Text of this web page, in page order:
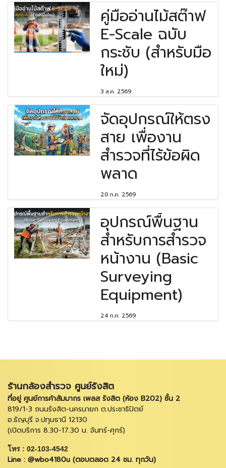
คู่มืออ่านไม้สต๊าฟ
E-Scale ฉบับ
กระชับ (สำหรับมือ
ใหม่)
3 ส.ค. 2569
จัดอุปกรณ์ให้ตรง
สาย เพื่องาน
สำรวจที่ไร้ข้อผิด
พลาด
20 ก.ค. 2569
อุปกรณ์พื้นฐาน
สำหรับการสำรวจ
หน้างาน (Basic
Surveying
Equipment)
24 ก.ค. 2569
ร้านกล้องสำรวจ ศูนย์รังสิต
ที่อยู่ ศูนย์การค้าสัมมากร เพลส รังสิต (ห้อง B202) ชั้น 2
819/1-3 ถนนรังสิต-นครนายก ต.ประชาธิปัตย์
อ.ธัญบุรี จ.ปทุมธานี 12130
(เปิดบริการ 8.30-17.30 น. จันทร์-ศุกร์)
โทร : 02-103-4542
Line : @wbo4180u (ตอบตลอด 24 ชม. ทุกวัน)